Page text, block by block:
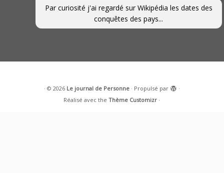
Par curiosité j'ai regardé sur Wikipédia les dates des
conquêtes des pays...
· © 2026 Le journal de Personne· Propulsé par
·
Réalisé avec theThème Customizr ·